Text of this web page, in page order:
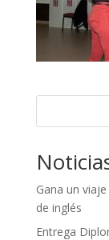
Gana un
de inglés
Entrega